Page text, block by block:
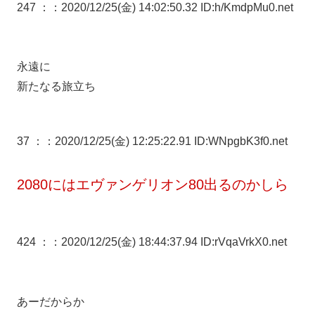
247 ： ：2020/12/25(金) 14:02:50.32 ID:h/KmdpMu0.net
永遠に
新たなる旅立ち
37 ： ：2020/12/25(金) 12:25:22.91 ID:WNpgbK3f0.net
2080にはエヴァンゲリオン80出るのかしら
424 ： ：2020/12/25(金) 18:44:37.94 ID:rVqaVrkX0.net
あーだからか